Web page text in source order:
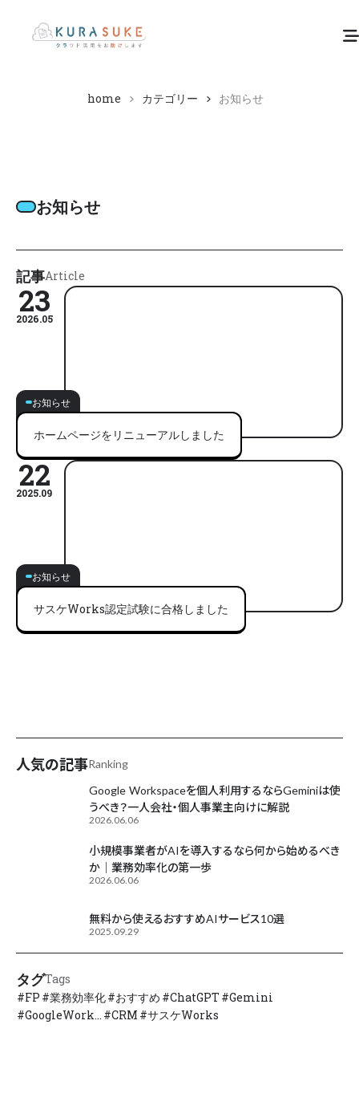
home カテゴリー お知らせ
お知らせ
記事Article
23
2026.05
お知らせ
ホームページをリニューアルしました
22
2025.09
お知らせ
サスケWorks認定試験に合格しました
人気の記事Ranking
Google Workspaceを個人利用するならGeminiは使
うべき？一人会社・個人事業主向けに解説
2026.06.06
小規模事業者がAIを導入するなら何から始めるべき
か｜業務効率化の第一歩
2026.06.06
無料から使えるおすすめAIサービス10選
2025.09.29
タグTags
#FP #業務効率化#おすすめ #ChatGPT #Gemini
#GoogleWork... #CRM #サスケWorks